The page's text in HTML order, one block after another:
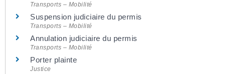
Transports – Mobilité
Suspension judiciaire du permis
Transports – Mobilité
Annulation judiciaire du permis
Transports – Mobilité
Porter plainte
Justice